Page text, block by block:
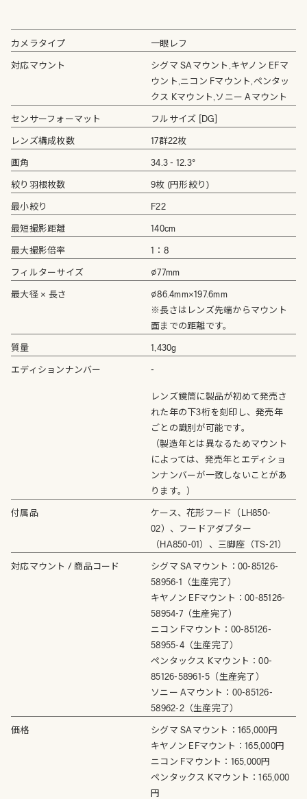
カメラタイプ 一眼レフ
対応マウント
シグマ SAマウント,キヤノン EFマ
ウント,ニコン Fマウント,ペンタッ
クス Kマウント,ソニー Aマウント
センサーフォーマット フルサイズ [DG]
レンズ構成枚数 17群22枚
画角 34.3 - 12.3°
絞り羽根枚数 9枚 (円形絞り)
最小絞り F22
最短撮影距離 140cm
最大撮影倍率 1：8
フィルターサイズ ⌀77mm
最大径 × 長さ
⌀86.4mm×197.6mm
※長さはレンズ先端からマウント
面までの距離です。
質量 1,430g
エディションナンバー -
レンズ鏡筒に製品が初めて発売さ
れた年の下3桁を刻印し、発売年
ごとの識別が可能です。
（製造年とは異なるためマウント
によっては、発売年とエディショ
ンナンバーが一致しないことがあ
ります。）
付属品
ケース、花形フード（LH850-
02）、フードアダプター
（HA850-01）、三脚座（TS-21）
対応マウント / 商品コード
シグマ SAマウント：00-85126-
58956-1（生産完了）
キヤノン EFマウント：00-85126-
58954-7（生産完了）
ニコン Fマウント：00-85126-
58955-4（生産完了）
ペンタックス Kマウント：00-
85126-58961-5（生産完了）
ソニー Aマウント：00-85126-
58962-2（生産完了）
価格
シグマ SAマウント：165,000円
キヤノン EFマウント：165,000円
ニコン Fマウント：165,000円
ペンタックス Kマウント：165,000
円